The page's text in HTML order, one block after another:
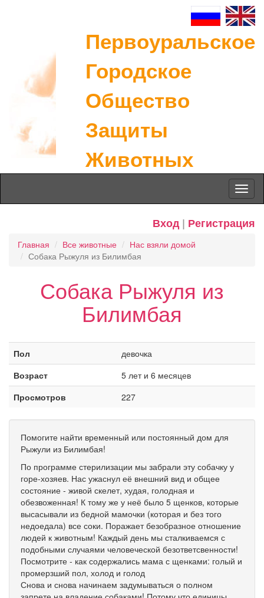
Первоуральское
Городское
Общество
Защиты
Животных
Вход | Регистрация
Главная Все животные
Нас взяли домой
Собака Рыжуля из Билимбая
Собака Рыжуля из
Билимбая
Пол
девочка
Возраст
5 лет и 6 месяцев
Просмотров
227
Помогите найти временный или постоянный дом для
Рыжули из Билимбая!
По программе стерилизации мы забрали эту собачку у
горе-хозяев. Нас ужаснул её внешний вид и общее
состояние - живой скелет, худая, голодная и
обезвоженная! К тому же у неё было 5 щенков, которые
высасывали из бедной мамочки (которая и без того
недоедала) все соки. Поражает безобразное отношение
людей к животным! Каждый день мы сталкиваемся с
подобными случаями человеческой безответсвенности!
Посмотрите - как содержались мама с щенками: голый и
промерзший пол, холод и голод
Снова и снова начинаем задумываться о полном